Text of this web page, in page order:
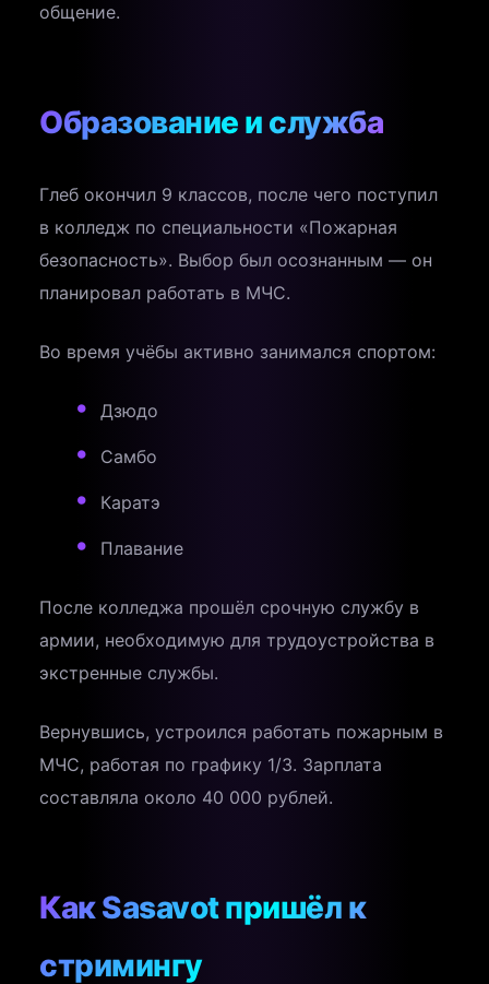
общение.
Образование и служба
Глеб окончил 9 классов, после чего поступил
в колледж по специальности «Пожарная
безопасность». Выбор был осознанным — он
планировал работать в МЧС.
Во время учёбы активно занимался спортом:
Дзюдо
Самбо
Каратэ
Плавание
После колледжа прошёл срочную службу в
армии, необходимую для трудоустройства в
экстренные службы.
Вернувшись, устроился работать пожарным в
МЧС, работая по графику 1/3. Зарплата
составляла около 40 000 рублей.
Как Sasavot пришёл к
стримингу